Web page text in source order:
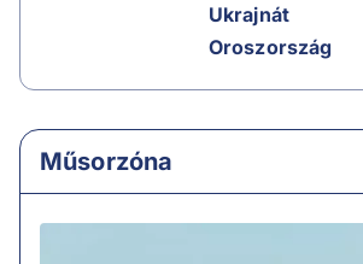
Ukrajnát
Oroszország
Műsorzóna